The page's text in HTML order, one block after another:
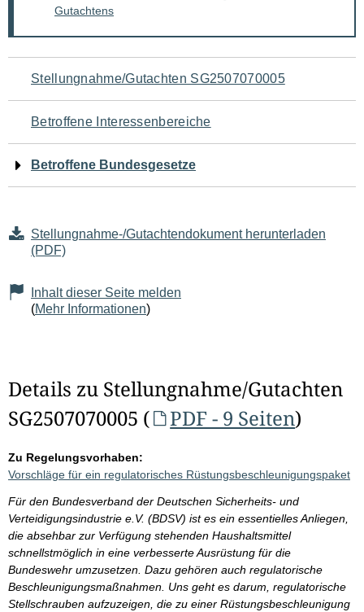
Gutachtens
Navigation
für
den
Seiteninhalt
Stellungnahme/Gutachten SG2507070005
Betroffene Interessenbereiche
Betroffene Bundesgesetze
Stellungnahme-/Gutachtendokument herunterladen
(PDF)
Inhalt dieser Seite melden
(Mehr Informationen)
Details zu Stellungnahme/Gutachten
SG2507070005 (
PDF - 9 Seiten)
Zu Regelungsvorhaben:
Vorschläge für ein regulatorisches Rüstungsbeschleunigungspaket
Für den Bundesverband der Deutschen Sicherheits- und
Verteidigungsindustrie e.V. (BDSV) ist es ein essentielles Anliegen,
die absehbar zur Verfügung stehenden Haushaltsmittel
schnellstmöglich in eine verbesserte Ausrüstung für die
Bundeswehr umzusetzen. Dazu gehören auch regulatorische
Beschleunigungsmaßnahmen. Uns geht es darum, regulatorische
Stellschrauben aufzuzeigen, die zu einer Rüstungsbeschleunigung